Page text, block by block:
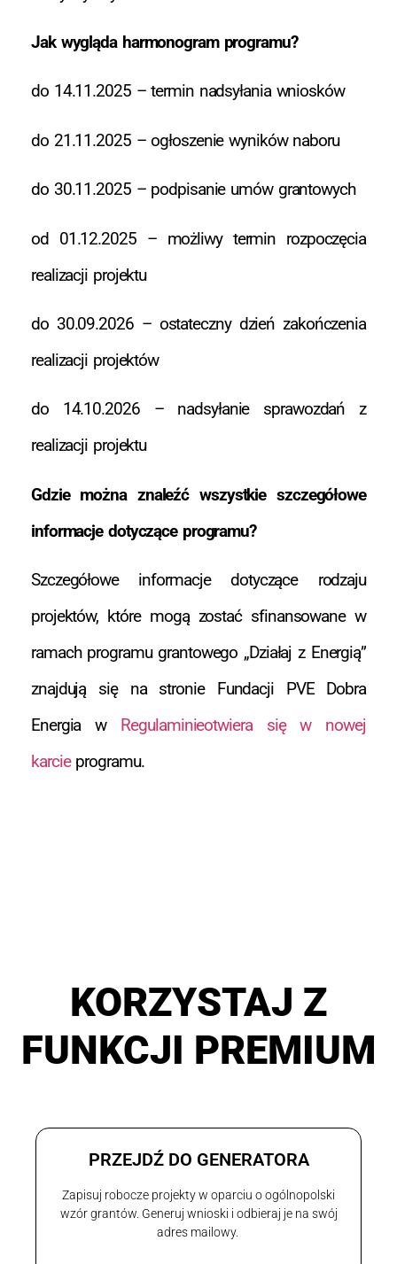
Jak wygląda harmonogram programu?
do 14.11.2025 – termin nadsyłania wniosków
do 21.11.2025 – ogłoszenie wyników naboru
do 30.11.2025 – podpisanie umów grantowych
od 01.12.2025 – możliwy termin rozpoczęcia
realizacji projektu
do 30.09.2026 – ostateczny dzień zakończenia
realizacji projektów
do 14.10.2026 – nadsyłanie sprawozdań z
realizacji projektu
Gdzie można znaleźć wszystkie szczegółowe
informacje dotyczące programu?
Szczegółowe informacje dotyczące rodzaju
projektów, które mogą zostać sfinansowane w
ramach programu grantowego „Działaj z Energią”
znajdują się na stronie Fundacji PVE Dobra
Energia w Regulaminieotwiera się w nowej
karcieprogramu.
KORZYSTAJ Z
FUNKCJI PREMIUM
PRZEJDŹ DO GENERATORA
Zapisuj robocze projekty w oparciu o ogólnopolski
wzór grantów. Generuj wnioski i odbieraj je na swój
adres mailowy.